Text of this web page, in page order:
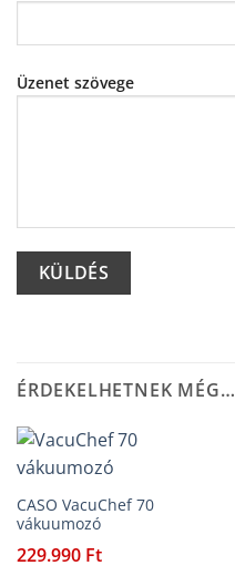
Üzenet szövege
ÉRDEKELHETNEK MÉG…
CASO VacuChef 70
vákuumozó
229.990 Ft